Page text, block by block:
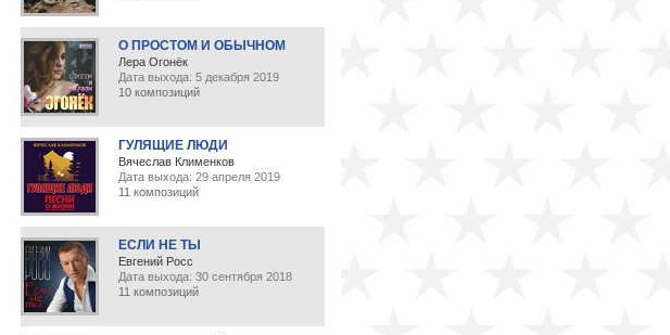
О ПРОСТОМ И ОБЫЧНОМ
Лера Огонёк
Дата выхода: 5 декабря 2019
10 композиций
ГУЛЯЩИЕ ЛЮДИ
Вячеслав Клименков
Дата выхода: 29 апреля 2019
11 композиций
ЕСЛИ НЕ ТЫ
Евгений Росс
Дата выхода: 30 сентября 2018
11 композиций